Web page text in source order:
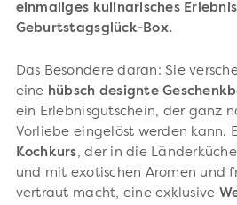
einmaliges kulinarisches
Geburtstagsglück-Box.
Das Besondere daran: Sie
eine hübsch designte
ein Erlebnisgutschein, der ganz
Vorliebe eingelöst werden kann.
Kochkurs, der in die
und mit exotischen Aromen und
vertraut macht, eine exklusive